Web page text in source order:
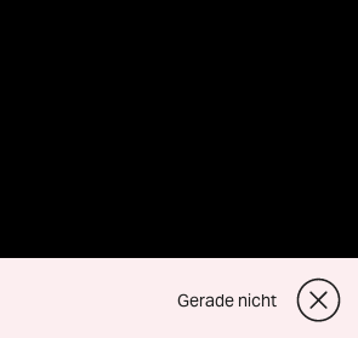
Gerade nicht